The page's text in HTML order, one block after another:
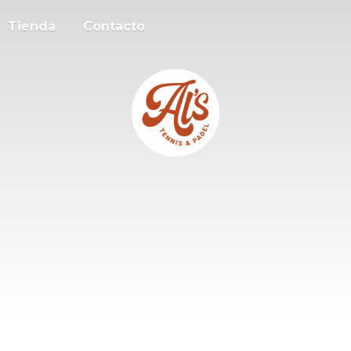
Tienda Contacto